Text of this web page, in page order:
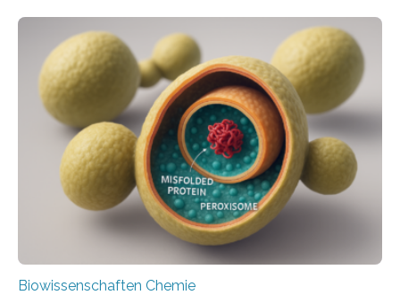
Biowissenschaften Chemie